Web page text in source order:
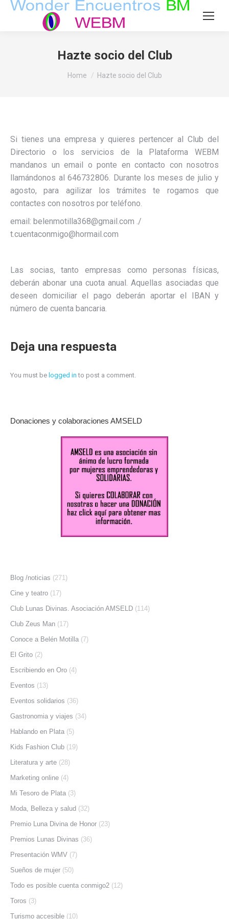
Hazte socio del Club
You are here:
Home Hazte socio del Club
Si tienes una empresa y quieres pertencer al Club del
Directorio o los servicios de la Plataforma WEBM
mandanos un email o ponte en contacto con nosotros
llamándonos al 646732806. Durante los meses de julio y
agosto, para agilizar los trámites te rogamos que
contactes con nosotros por teléfono.
email: belenmotilla368@gmail.com ./
t.cuentaconmigo@hormail.com
Las socias, tanto empresas como personas físicas,
deberán abonar una cuota anual. Aquellas asociadas que
deseen domiciliar el pago deberán aportar el IBAN y
número de cuenta bancaria.
Deja una respuesta
You must be logged in to post a comment.
Donaciones y colaboraciones AMSELD
Blog /noticias (271)
Cine y teatro (17)
Club Lunas Divinas. Asociación AMSELD (114)
Club Zeus Man (17)
Conoce a Belén Motilla (7)
El Grito (2)
Escribiendo en Oro (4)
Eventos (13)
Eventos solidarios (36)
Gastronomia y viajes (34)
Hablando en Plata (5)
Kids Fashion Club (19)
Literatura y arte (28)
Marketing online (4)
Mi Tesoro de Plata (3)
Moda, Belleza y salud (32)
Premio Luna Divina de Honor (23)
Premios Lunas Divinas (36)
Presentación WMV (7)
Sueños de mujer (50)
Todo es posible cuenta conmigo2 (12)
Toros (3)
Turismo accesible (10)